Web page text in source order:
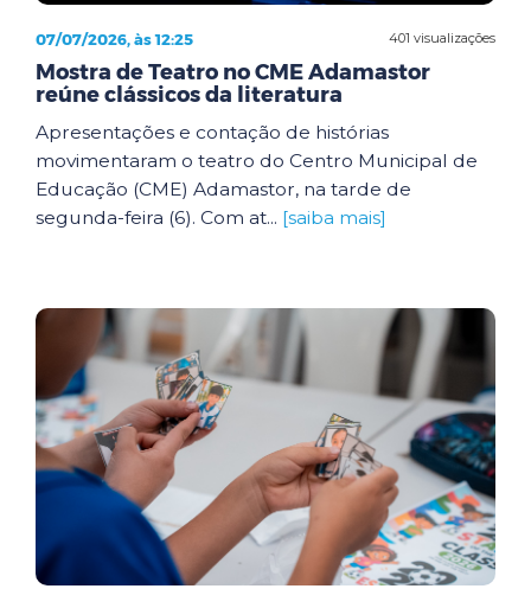
401 visualizações
07/07/2026, às 12:25
Mostra de Teatro no CME Adamastor
reúne clássicos da literatura
Apresentações e contação de histórias
movimentaram o teatro do Centro Municipal de
Educação (CME) Adamastor, na tarde de
segunda-feira (6). Com at... [saiba mais]